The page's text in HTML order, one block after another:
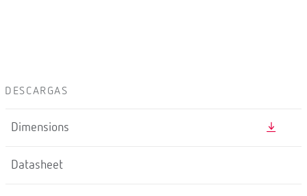
DESCARGAS
Dimensions
Datasheet